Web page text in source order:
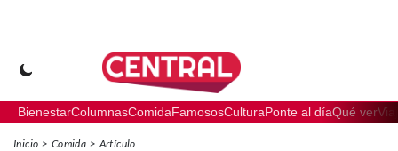
BienestarColumnasComidaFamososCulturaPonte al díaQué ver
Inicio Comida Artículo